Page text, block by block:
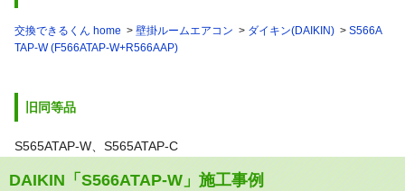
交換できるくん home 壁掛ルームエアコン ダイキン(DAIKIN)
S566A
TAP-W (F566ATAP-W+R566AAP)
旧同等品
S565ATAP-W、S565ATAP-C
DAIKIN「S566ATAP-W」施工事例